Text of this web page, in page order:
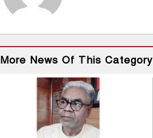
More News Of This Category